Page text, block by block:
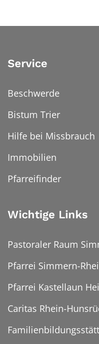
Service
Beschwerde
Bistum Trier
Hilfe bei Missbrauch
Immobilien
Pfarreifinder
Wichtige Links
Pastoraler Raum
Pfarrei Simmern-
Pfarrei Kastellaun
Caritas Rhein-